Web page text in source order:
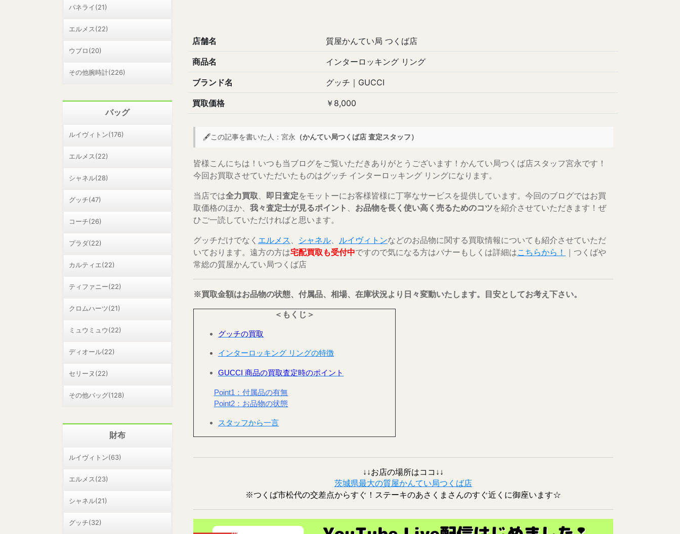
店舗名 質屋かんてい局 つくば店
商品名 インターロッキング リング
ブランド名 グッチ｜GUCCI
買取価格 ￥8,000
🖋️この記事を書いた人：宮永 （かんてい局つくば店 査定スタッフ）
皆様こんにちは！いつも当ブログをご覧いただきありがとうございます！かんてい局つくば店スタッフ宮永です！
今回お買取させていただいたものはグッチ インターロッキング リングになります。
当店では全力買取 即日査定をモットーにお客様皆様に丁寧なサービスを提供しています。今回のブログではお買
取価格のほか、 我々査定士が見るポイント お品物を長く使い高く売るためのコツを紹介させていただきます！ぜ
ひご一読していただければと思います。
グッチだけでなく エルメス シャネル ルイヴィトンなどのお品物に関する買取情報についても紹介させていただ
いております。遠方の方は宅配買取も受付中ですので気になる方はバナーもしくは詳細はこちらから！
｜つくばや
常総の質屋かんてい局つくば店
※買取金額はお品物の状態、付属品、相場、在庫状況より日々変動いたします。目安としてお考え下さい。
＜もくじ＞
グッチの買取
インターロッキング リングの特徴
GUCCI 商品の買取査定時のポイント
Point1：付属品の有無
Point2：お品物の状態
スタッフから一言
↓↓お店の場所はココ↓↓
茨城県最大の質屋かんてい局つくば店
※つくば市松代の交差点からすぐ！ステーキのあさくまさんのすぐ近くに御座います☆
パネライ(21)
エルメス(22)
ウブロ(20)
その他腕時計(226)
バッグ
ルイヴィトン(176)
エルメス(22)
シャネル(28)
グッチ(47)
コーチ(26)
プラダ(22)
カルティエ(22)
ティファニー(22)
クロムハーツ(21)
ミュウミュウ(22)
ディオール(22)
セリーヌ(22)
その他バッグ(128)
財布
ルイヴィトン(63)
エルメス(23)
シャネル(21)
グッチ(32)